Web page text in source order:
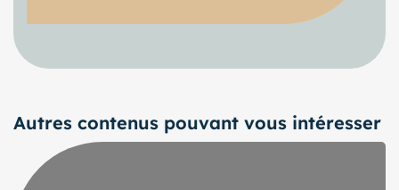
Autres contenus pouvant vous intéresser